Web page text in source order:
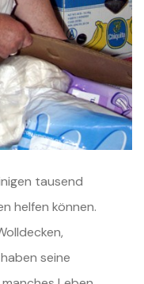
tausend
helfen können.
seine